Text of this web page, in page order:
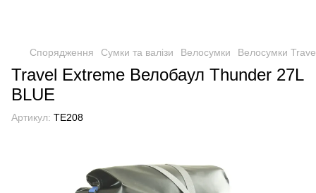
Спорядження Сумки та валізи Велосумки Велосумки
Travel Extreme Велобаул Thunder 27L
BLUE
Артикул: TE208